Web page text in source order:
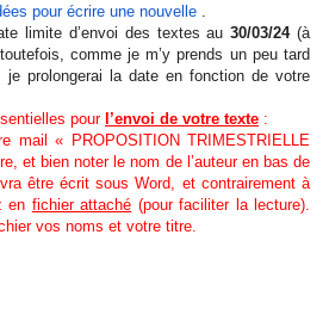
pour écrire une nouvelle .
limite d’envoi des textes au 30/03/24 (à
comme je m’y prends un peu tard
je prolongerai la date en fonction de votre
pour l’envoi de votre texte :
mail « PROPOSITION TRIMESTRIELLE
et bien noter le nom de l’auteur en bas de
être écrit sous Word, et contrairement à
en fichier attaché (pour faciliter la lecture).
vos noms et votre titre.